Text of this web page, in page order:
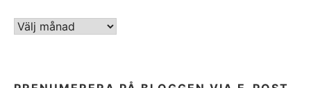
ARKIV